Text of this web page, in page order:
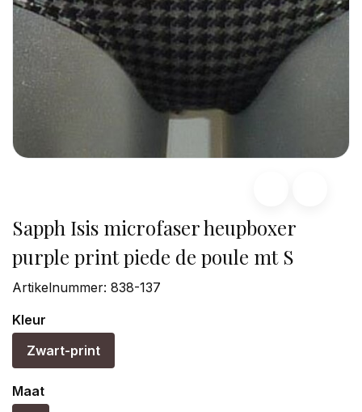
Sapph Isis microfaser heupboxer
purple print piede de poule mt S
Artikelnummer: 838-137
Kleur
Zwart-print
Maat